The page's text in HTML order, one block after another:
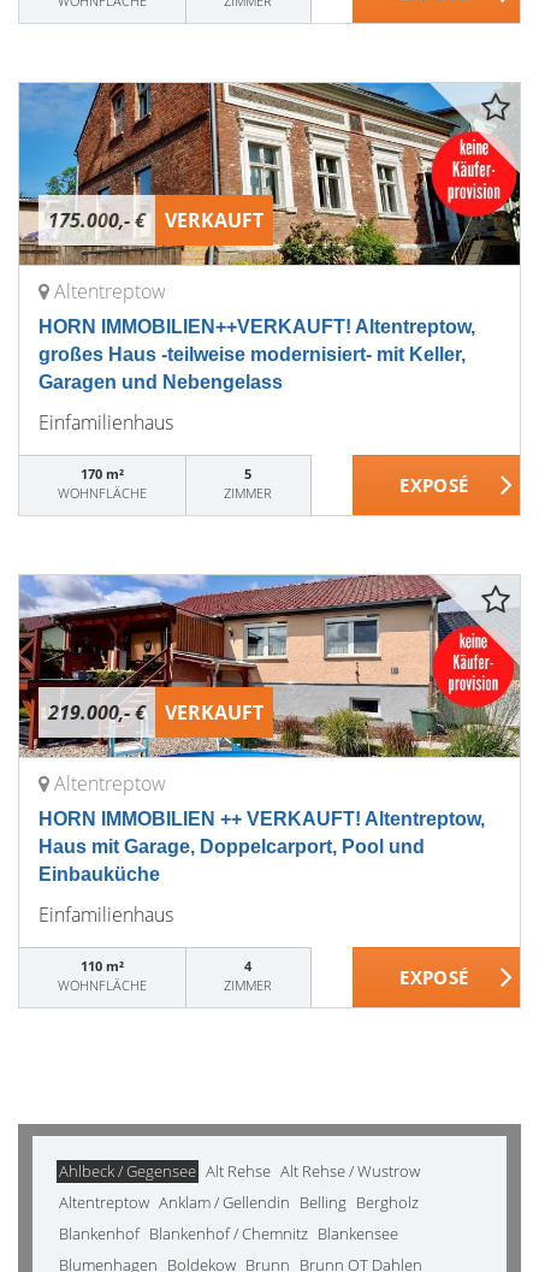
175.000,- € VERKAUFT
Altentreptow
HORN IMMOBILIEN++VERKAUFT! Altentreptow,
großes Haus -teilweise modernisiert- mit Keller,
Garagen und Nebengelass
Einfamilienhaus
170 m²
WOHNFLÄCHE
5
ZIMMER
219.000,- € VERKAUFT
Altentreptow
HORN IMMOBILIEN ++ VERKAUFT! Altentreptow,
Haus mit Garage, Doppelcarport, Pool und
Einbauküche
Einfamilienhaus
110 m²
WOHNFLÄCHE
4
ZIMMER
Ahlbeck / Gegensee Alt Rehse Alt Rehse / Wustrow
Altentreptow Anklam / Gellendin Belling Bergholz
Blankenhof Blankenhof / Chemnitz Blankensee
Blumenhagen Boldekow Brunn Brunn OT Dahlen